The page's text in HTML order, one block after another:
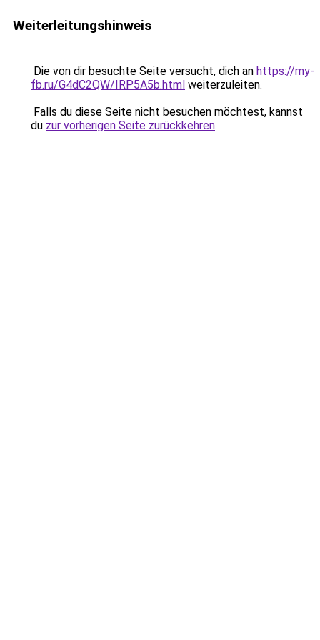
Weiterleitungshinweis
Die von dir besuchte Seite versucht, dich an https://my-
fb.ru/G4dC2QW/IRP5A5b.html weiterzuleiten.
Falls du diese Seite nicht besuchen möchtest, kannst
du zur vorherigen Seite zurückkehren.